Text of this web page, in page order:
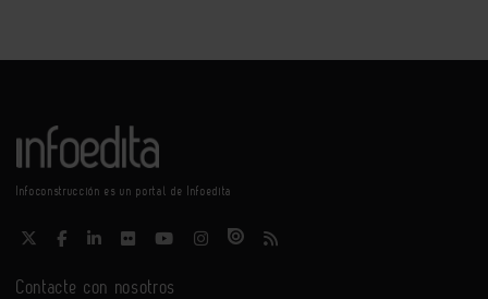
Infoconstrucción es un portal de Infoedita
Contacte con nosotros